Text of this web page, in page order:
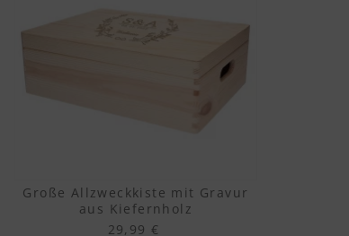
Große Allzweckkiste mit Gravur
aus Kiefernholz
29,99 €